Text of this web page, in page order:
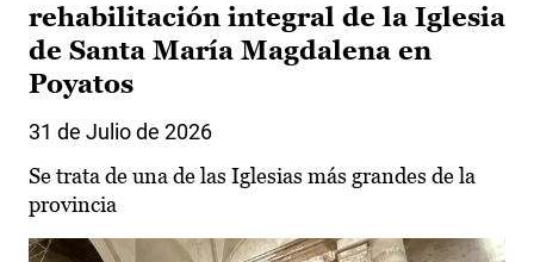
rehabilitación integral de la Iglesia
de Santa María Magdalena en
Poyatos
31 de Julio de 2026
Se trata de una de las Iglesias más grandes de la
provincia